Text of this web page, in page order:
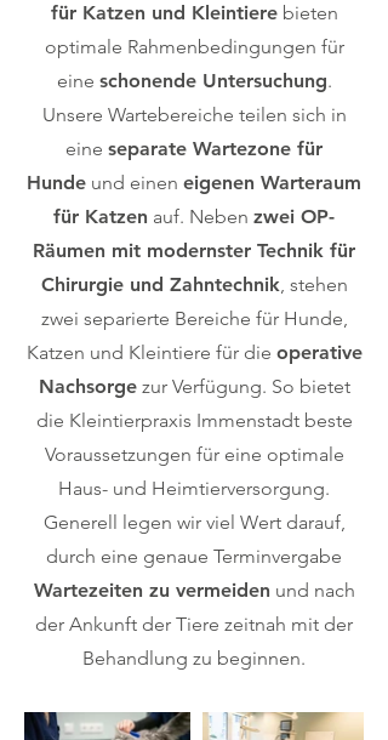
für Katzen und Kleintierebieten
optimale Rahmenbedingungen für
eine schonende Untersuchung.
Unsere Wartebereiche teilen sich in
eine separate Wartezone für
Hunde und einen eigenen Warteraum
für Katzen auf. Neben zwei OP-
Räumen mit modernster Technik für
Chirurgie und Zahntechnik, stehen
zwei separierte Bereiche für Hunde,
Katzen und Kleintiere für die operative
Nachsorgezur Verfügung. So bietet
die Kleintierpraxis Immenstadt beste
Voraussetzungen für eine optimale
Haus- und Heimtierversorgung.
Generell legen wir viel Wert darauf,
durch eine genaue Terminvergabe
Wartezeiten zu vermeiden und nach
der Ankunft der Tiere zeitnah mit der
Behandlung zu beginnen.